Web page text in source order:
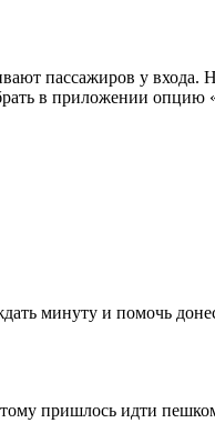
пассажиров у входа.
в приложении
минуту и помочь
пришлось идти